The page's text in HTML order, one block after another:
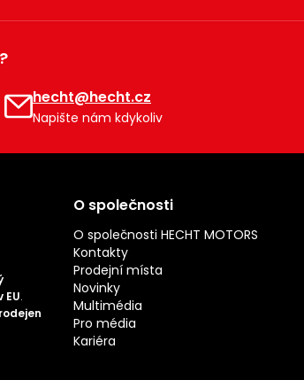
hecht@hecht.cz
Napište nám kdykoliv
.
O společnosti
O společnosti HECHT MOTORS
Kontakty
Prodejní místa
Novinky
Multimédia
Pro média
Kariéra